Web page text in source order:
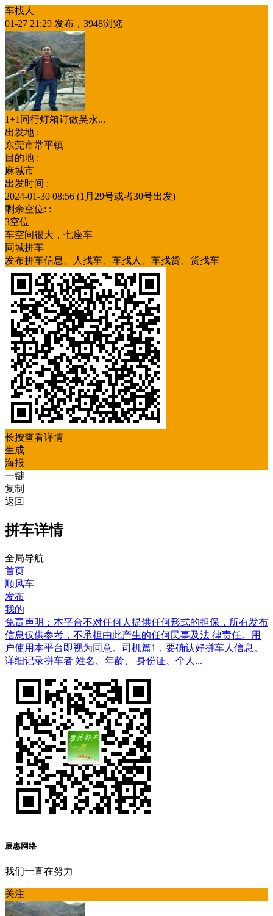
车找人
01-27 21:29 发布，3948浏览
1+1同行灯箱订做吴永...
出发地 :
东莞市常平镇
目的地 :
麻城市
出发时间 :
2024-01-30 08:56 (1月29号或者30号出发)
剩余空位: :
3空位
车空间很大，七座车
同城拼车
发布拼车信息、人找车、车找人、车找货、货找车
长按查看详情
生成
海报
一键
复制
返回
拼车详情
全局导航
首页
顺风车
发布
我的
免责声明：本平台不对任何人提供任何形式的担保，所有发布
信息仅供参考，不承担由此产生的任何民事及法 律责任。用
户使用本平台即视为同意。司机篇1，要确认好拼车人信息。
详细记录拼车者 姓名、年龄、 身份证、个人...
辰惠网络
我们一直在努力
关注